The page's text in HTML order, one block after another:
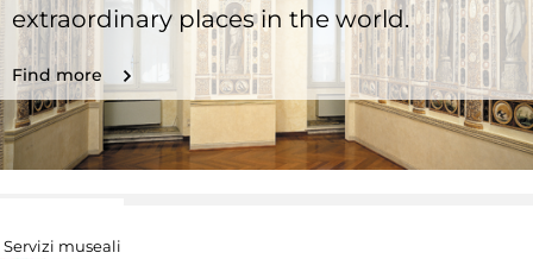
extraordinary places in the world.
Find more
Servizi museali